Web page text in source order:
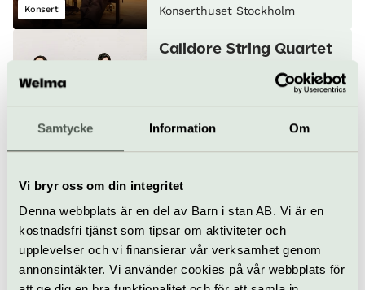
Samtycke Information Om
Vi bryr oss om din integritet
Denna webbplats är en del av Barn i stan AB. Vi är en
kostnadsfri tjänst som tipsar om aktiviteter och
upplevelser och vi finansierar vår verksamhet genom
annonsintäkter. Vi använder cookies på vår webbplats för
Konsert Konserthuset Stockholm
Calidore String Quartet
Konserthuset Stockholm
Klassiskt Konsert
Orfeus skattkammare –
Stylus Phantasticus
11 oktober
Konserthuset Stockholm